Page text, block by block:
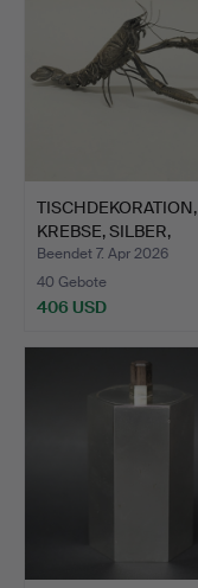
TISCHDEKORATION,
KREBSE, SILBER,
BARCELONA…
Beendet 7. Apr 2026
40 Gebote
406 USD